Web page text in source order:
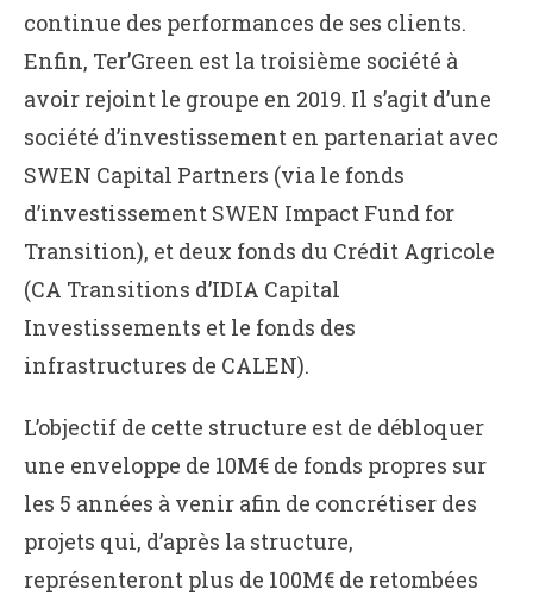
continue des performances de ses clients.
Enfin, Ter’Green est la troisième société à
avoir rejoint le groupe en 2019. Il s’agit d’une
société d’investissement en partenariat avec
SWEN Capital Partners (via le fonds
d’investissement SWEN Impact Fund for
Transition), et deux fonds du Crédit Agricole
(CA Transitions d’IDIA Capital
Investissements et le fonds des
infrastructures de CALEN).
L’objectif de cette structure est de débloquer
une enveloppe de 10M€ de fonds propres sur
les 5 années à venir afin de concrétiser des
projets qui, d’après la structure,
représenteront plus de 100M€ de retombées